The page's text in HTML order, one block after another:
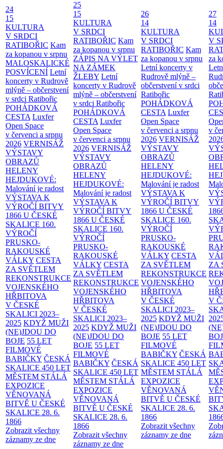
24
15
KULTURA
V SRDCI
RATIBOŘIC Kam
za kopanou v srpnu
MALOSKALICKÉ
POSVÍCENÍ Letní
koncerty v Rudrově
mlýně – občerstvení
v srdci Ratibořic
POHÁDKOVÁ
CESTA Luxfer
Open Space
v červenci a srpnu
2026 VERNISÁŽ
VÝSTAVY
OBRAZŮ
HELENY
HEJDUKOVÉ:
Malování je radost
VÝSTAVA K
VÝROČÍ BITVY
1866 U ČESKÉ
SKALICE 160.
VÝROČÍ
PRUSKO-
RAKOUSKÉ
VÁLKY CESTA
ZA SVĚTLEM
REKONSTRUKCE
VOJENSKÉHO
HŘBITOVA
V ČESKÉ
SKALICI 2023–
2025 KDYŽ MUŽI
(NE)JDOU DO
BOJE 55 LET
FILMOVÉ
BABIČKY ČESKÁ
SKALICE 450 LET
MĚSTEM STÁLÁ
EXPOZICE
VĚNOVANÁ
BITVĚ U ČESKÉ
SKALICE 28. 6.
1866
Zobrazit všechny
záznamy ze dne
25
15
KULTURA
V SRDCI
RATIBOŘIC Kam
za kopanou v srpnu
ZÁPIS NA VÝLET
NA ZÁMEK
ŽLEBY Letní
koncerty v Rudrově
mlýně – občerstvení
v srdci Ratibořic
POHÁDKOVÁ
CESTA Luxfer
Open Space
v červenci a srpnu
2026 VERNISÁŽ
VÝSTAVY
OBRAZŮ
HELENY
HEJDUKOVÉ:
Malování je radost
VÝSTAVA K
VÝROČÍ BITVY
1866 U ČESKÉ
SKALICE 160.
VÝROČÍ
PRUSKO-
RAKOUSKÉ
VÁLKY CESTA
ZA SVĚTLEM
REKONSTRUKCE
VOJENSKÉHO
HŘBITOVA
V ČESKÉ
SKALICI 2023–
2025 KDYŽ MUŽI
(NE)JDOU DO
BOJE 55 LET
FILMOVÉ
BABIČKY ČESKÁ
SKALICE 450 LET
MĚSTEM STÁLÁ
EXPOZICE
VĚNOVANÁ
BITVĚ U ČESKÉ
SKALICE 28. 6.
1866
Zobrazit všechny
záznamy ze dne
26
14
KULTURA
V SRDCI
RATIBOŘIC Kam
za kopanou v srpnu
Letní koncerty v
Rudrově mlýně –
občerstvení v srdci
Ratibořic
POHÁDKOVÁ
CESTA Luxfer
Open Space
v červenci a srpnu
2026 VERNISÁŽ
VÝSTAVY
OBRAZŮ
HELENY
HEJDUKOVÉ:
Malování je radost
VÝSTAVA K
VÝROČÍ BITVY
1866 U ČESKÉ
SKALICE 160.
VÝROČÍ
PRUSKO-
RAKOUSKÉ
VÁLKY CESTA
ZA SVĚTLEM
REKONSTRUKCE
VOJENSKÉHO
HŘBITOVA
V ČESKÉ
SKALICI 2023–
2025 KDYŽ MUŽI
(NE)JDOU DO
BOJE 55 LET
FILMOVÉ
BABIČKY ČESKÁ
SKALICE 450 LET
MĚSTEM STÁLÁ
EXPOZICE
VĚNOVANÁ
BITVĚ U ČESKÉ
SKALICE 28. 6.
1866
Zobrazit všechny
záznamy ze dne
27
14
V
za
v
ZA
V